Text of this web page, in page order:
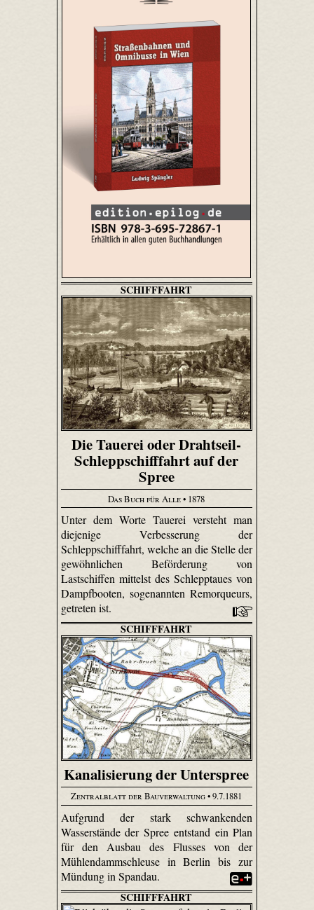
SCHIFFFAHRT
Die Tauerei oder Drahtseil-
Schleppschifffahrt auf der
Spree
Das Buch für Alle• 1878
Unter dem Worte Tauerei versteht man
diejenige Verbesserung der
Schleppschifffahrt, welche an die Stelle der
gewöhnlichen Beförderung von
Lastschiffen mittelst des Schlepptaues von
Dampfbooten, sogenannten Remorqueurs,
getreten ist.
SCHIFFFAHRT
Kanalisierung der Unterspree
Zentralblatt der Bauverwaltung• 9.7.1881
Aufgrund der stark schwankenden
Wasserstände der Spree entstand ein Plan
für den Ausbau des Flusses von der
Mühlendammschleuse in Berlin bis zur
Mündung in Spandau.
SCHIFFFAHRT